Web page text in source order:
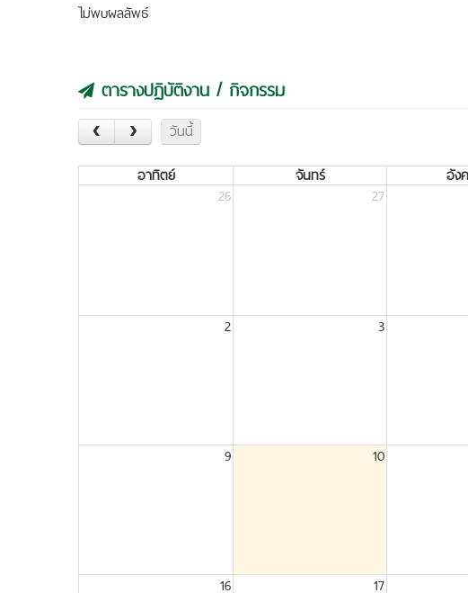
ไม่พบผลลัพธ์
ตารางปฏิบัติงาน / กิจกรรม
วันนี้
อาทิตย์ จันทร์ อัง
26
27
2 3
9 10
16 17